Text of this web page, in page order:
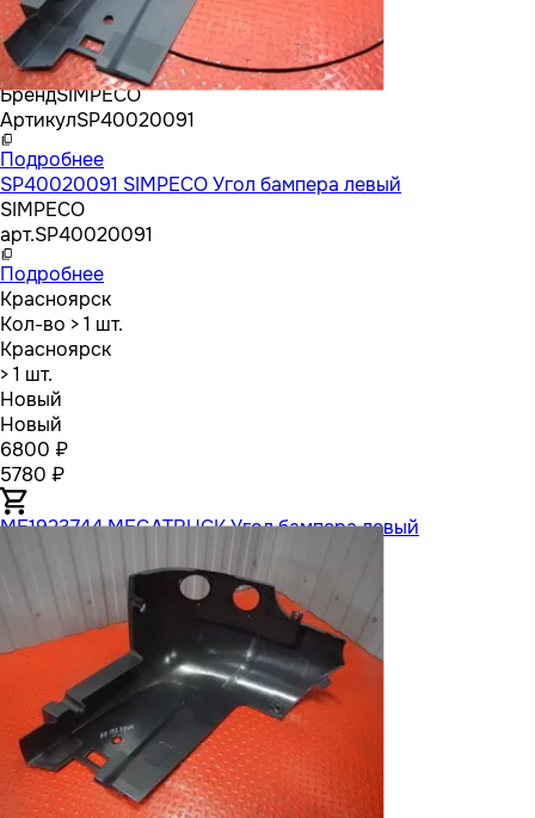
БрендSIMPECO
АртикулSP40020091
Подробнее
SP40020091 SIMPECO Угол бампера левый
SIMPECO
арт.SP40020091
Подробнее
Красноярск
Кол-во > 1 шт.
Красноярск
> 1 шт.
Новый
Новый
6800 ₽
5780 ₽
ME1923744 MEGATRUCK Угол бампера левый